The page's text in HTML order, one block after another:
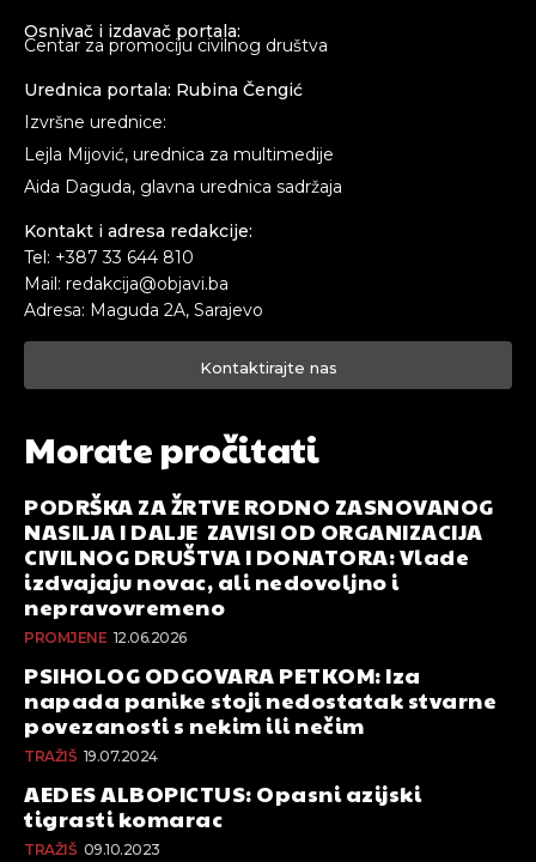
Osnivač i izdavač portala:
Centar za promociju civilnog društva
Urednica portala: Rubina Čengić
Izvršne urednice:
Lejla Mijović, urednica za multimedije
Aida Daguda, glavna urednica sadržaja
Kontakt i adresa redakcije:
Tel: +387 33 644 810
Mail: redakcija@objavi.ba
Adresa: Maguda 2A, Sarajevo
Kontaktirajte nas
Morate pročitati
PODRŠKA ZA ŽRTVE RODNO ZASNOVANOG
NASILJA I DALJE ZAVISI OD ORGANIZACIJA
CIVILNOG DRUŠTVA I DONATORA: Vlade
izdvajaju novac, ali nedovoljno i
nepravovremeno
PROMJENE 12.06.2026
PSIHOLOG ODGOVARA PETKOM: Iza
napada panike stoji nedostatak stvarne
povezanosti s nekim ili nečim
TRAŽIŠ 19.07.2024
AEDES ALBOPICTUS: Opasni azijski
tigrasti komarac
TRAŽIŠ 09.10.2023